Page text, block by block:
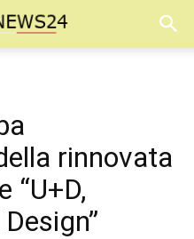
rinnovata
“U+D,